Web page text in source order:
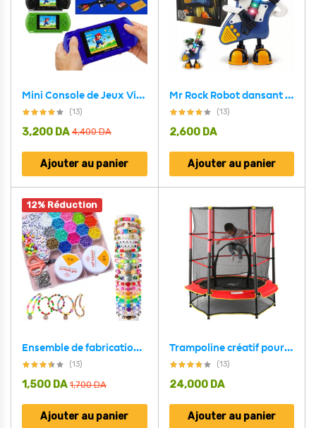
Mini Console de Jeux Vidéo Portable PVP 89 Jeux LCD TFT multicolore
(13)
4,400DA
3,200 DA
Ajouter au panier
Mr Rock Robot dansant pour enfants avec Lumières LED
(13)
2,600 DA
Ajouter au panier
12% Réduction
Ensemble de fabrication de bijoux Pour enfant 24 grilles en forme de ruche d’abeille
(13)
1,700DA
1,500 DA
Ajouter au panier
Trampoline créatif pour enfants – ترامبولين من الجودة العالية للأطفال للحظات لا تنسى من الترفيه و التسلية
(13)
24,000 DA
Ajouter au panier